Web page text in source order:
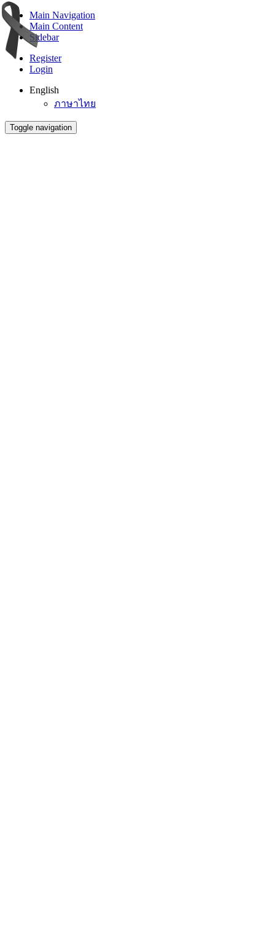
Main Navigation
Main Content
Sidebar
Register
Login
English
ภาษาไทย
Toggle navigation